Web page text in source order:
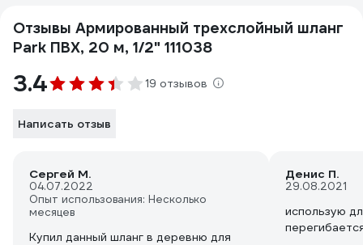
Отзывы Армированный трехслойный шланг
Park ПВХ, 20 м, 1/2" 111038
3.4 19 отзывов
Написать отзыв
Сергей М.
04.07.2022
Опыт использования: Несколько
месяцев
Купил данный шланг в деревню для
Денис П.
29.08.2021
использую